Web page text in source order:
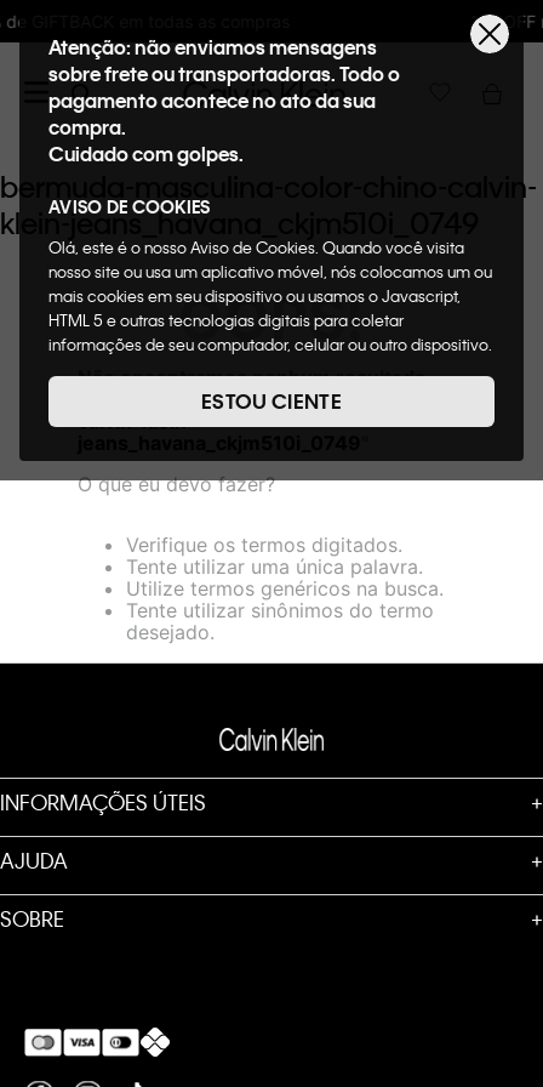
10%OFF na primeira compra :
Atenção: não enviamos mensagens
sobre frete ou transportadoras. Todo o
pagamento acontece no ato da sua
compra.
Cuidado com golpes.
AVISO DE COOKIES
Olá, este é o nosso Aviso de Cookies. Quando você visita
nosso site ou usa um aplicativo móvel, nós colocamos um ou
mais cookies em seu dispositivo ou usamos o Javascript,
HTML 5 e outras tecnologias digitais para coletar
informações de seu computador, celular ou outro dispositivo.
de cookies, informaremos quais cookies usaremos e quais
suas funções. A forma como processamos os dados
nosso Aviso de Privacidade. Quando você visita nosso site,
consideraremos isso como sua solicitação específica para
entre outros, a capacidade de comprar um item em nossa
loja virtual. Para maiores informações sobre o nosso aviso de
Cookies acesse o link.
ESTOU CIENTE
bermuda-masculina-color-chino-calvin-
klein-jeans_havana_ckjm510i_0749
OOPS!
Não encontramos nenhum resultado
bermuda-masculina-color-chino-
calvin-klein-
O que eu devo fazer?
Verifique os termos digitados.
Tente utilizar uma única palavra.
Utilize termos genéricos na busca.
Tente utilizar sinônimos do termo
desejado.
INFORMAÇÕES ÚTEIS +
AJUDA +
SOBRE +